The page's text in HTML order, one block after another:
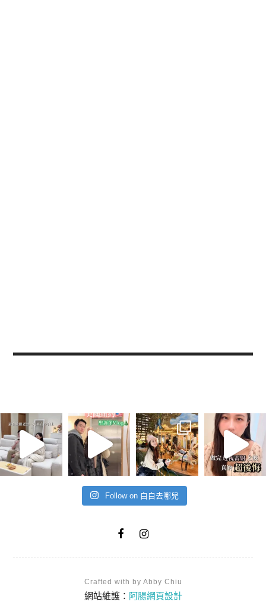
Follow on 白白去哪兒
Crafted with by Abby Chiu
網站維護： 阿腸網頁設計